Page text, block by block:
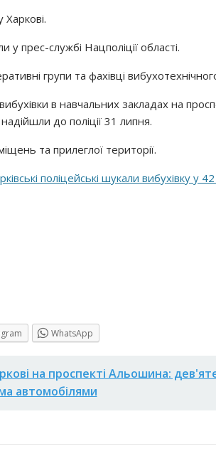
у прес-службі Нацполіції області.
групи та фахівці
в навчальних закладах на
до поліції 31 липня.
та прилеглої території.
поліцейські шукали вибухівку у
WhatsApp
на проспекті Альошина:
автомобілями